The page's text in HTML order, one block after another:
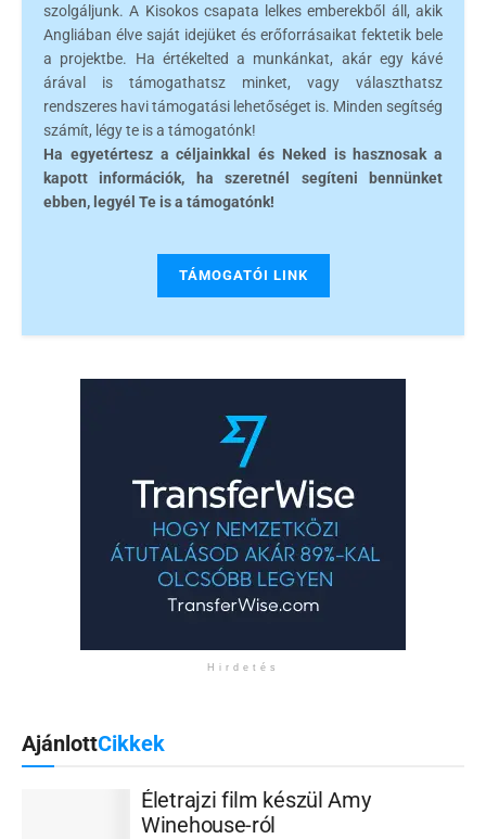
szolgáljunk. A Kisokos csapata lelkes emberekből áll, akik
Angliában élve saját idejüket és erőforrásaikat fektetik bele
a projektbe. Ha értékelted a munkánkat, akár egy kávé
árával is támogathatsz minket, vagy választhatsz
rendszeres havi támogatási lehetőséget is. Minden segítség
számít, légy te is a támogatónk!
Ha egyetértesz a céljainkkal és Neked is hasznosak a
kapott információk, ha szeretnél segíteni bennünket
ebben, legyél Te is a támogatónk!
TÁMOGATÓI LINK
Hirdetés
AjánlottCikkek
Életrajzi film készül Amy
Winehouse-ról